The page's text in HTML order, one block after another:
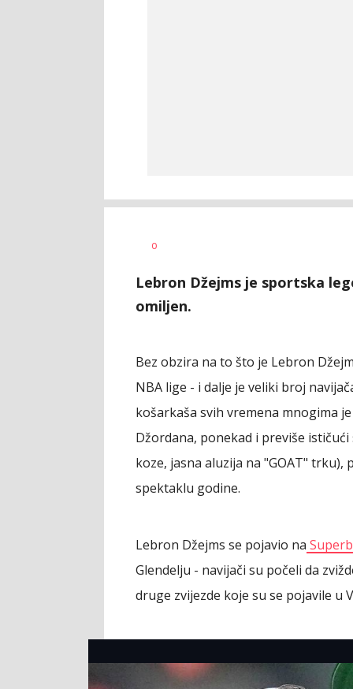
AUTOR
0
Lebron Džejms je sportska
omiljen.
Bez obzira na to što je Lebron
NBA lige - i dalje je veliki broj
košarkaša svih vremena mnogima
Džordana, ponekad i previše
koze, jasna aluzija na "GOAT" trku),
spektaklu godine.
Lebron Džejms se pojavio na
Glendelju - navijači su počeli da
druge zvijezde koje su se pojavile u